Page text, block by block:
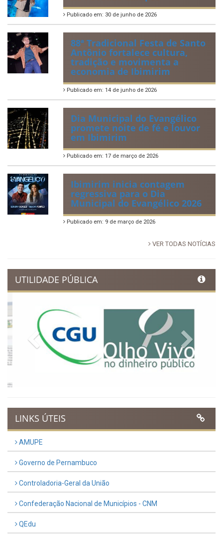
Quadrilhas Juninas de
Ibimirim mantêm viva a
tradição e representam o
munícipio em Pernambuco
Publicado em: 2 de julho de 2026
Tradicional Festa de São Pedro
no Povoado Campos
88ª Tradicional Festa de Santo
Antônio fortalece cultura,
tradição e movimenta a
economia de Ibimirim
Publicado em: 14 de junho de 2026
Dia Municipal do Evangélico
promete noite de fé e louvor
Ibimirim inicia contagem
regressiva para o Dia
Publicado em: 9 de março de 2026
VER TODAS NOTÍCIAS
Previous Next
LINKS ÚTEIS